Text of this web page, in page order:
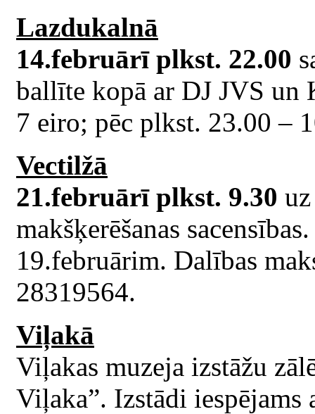
Lazdukalnā
14.februārī plkst. 22.00
ballīte kopā ar DJ JVS un
7 eiro; pēc plkst. 23.00 –
Vectilžā
21.februārī plkst. 9.30
makšķerēšanas
19.februārim. Dalības
28319564.
Viļakā
Viļakas muzeja izstāžu
Viļaka”. Izstādi iespējams